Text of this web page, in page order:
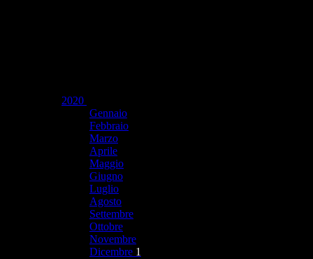
2020
Gennaio
Febbraio
Marzo
Aprile
Maggio
Giugno
Luglio
Agosto
Settembre
Ottobre
Novembre
Dicembre 1